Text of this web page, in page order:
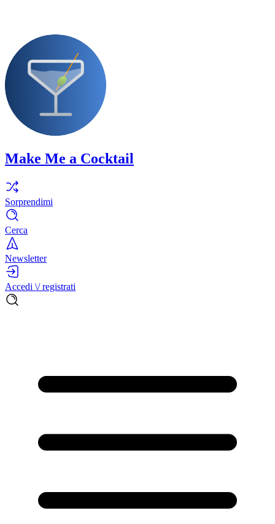
Make Me a Cocktail
Sorprendimi
Cerca
Newsletter
Accedi \/ registrati